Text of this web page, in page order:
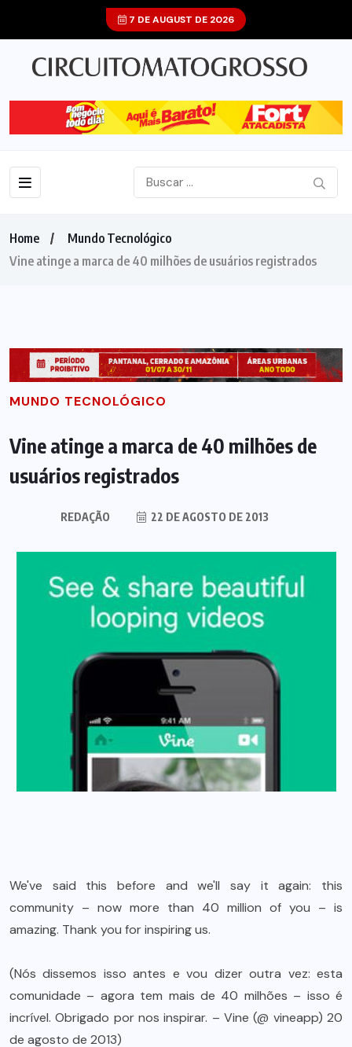
7 DE AUGUST DE 2026
Home
Mundo Tecnológico
Vine atinge a marca de 40 milhões de usuários registrados
MUNDO TECNOLÓGICO
Vine atinge a marca de 40 milhões de
usuários registrados
REDAÇÃO 22 DE AGOSTO DE 2013
We've said this before and we'll say it again: this
community – now more than 40 million of you – is
amazing. Thank you for inspiring us.
(Nós dissemos isso antes e vou dizer outra vez: esta
comunidade – agora tem mais de 40 milhões – isso é
incrível. Obrigado por nos inspirar. – Vine (@ vineapp) 20
de agosto de 2013)